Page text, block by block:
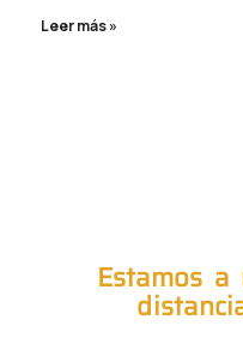
Leer más »
Estamos